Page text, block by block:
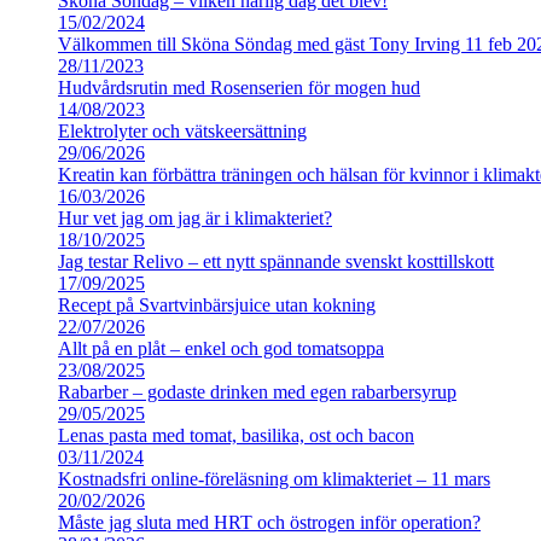
15/02/2024
Välkommen till Sköna Söndag med gäst Tony Irving 11 feb
28/11/2023
Hudvårdsrutin med Rosenserien för mogen hud
14/08/2023
Elektrolyter och vätskeersättning
29/06/2026
Kreatin kan förbättra träningen och hälsan för kvinnor i
16/03/2026
Hur vet jag om jag är i klimakteriet?
18/10/2025
Jag testar Relivo – ett nytt spännande svenskt kosttillskott
17/09/2025
Recept på Svartvinbärsjuice utan kokning
22/07/2026
Allt på en plåt – enkel och god tomatsoppa
23/08/2025
Rabarber – godaste drinken med egen rabarbersyrup
29/05/2025
Lenas pasta med tomat, basilika, ost och bacon
03/11/2024
Kostnadsfri online-föreläsning om klimakteriet – 11 mars
20/02/2026
Måste jag sluta med HRT och östrogen inför operation?